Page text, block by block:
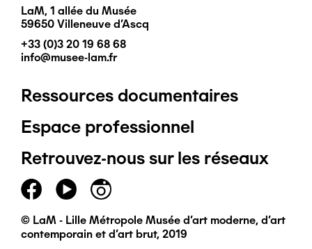
LaM, 1 allée du Musée
59650 Villeneuve d'Ascq
+33 (0)3 20 19 68 68
info@musee-lam.fr
Pied
de
page
principal
Ressources documentaires
Espace professionnel
Retrouvez-nous sur les réseaux
© LaM - Lille Métropole Musée d'art moderne, d'art
contemporain et d'art brut, 2019